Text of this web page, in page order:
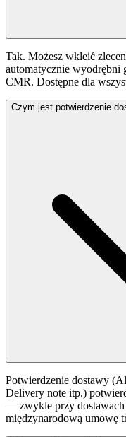
Tak. Możesz wkleić
automatycznie wyodrębni
CMR. Dostępne dla
Czym jest potwierdzenie
Potwierdzenie dostawy
Delivery note itp.)
— zwykle przy
międzynarodową umowę